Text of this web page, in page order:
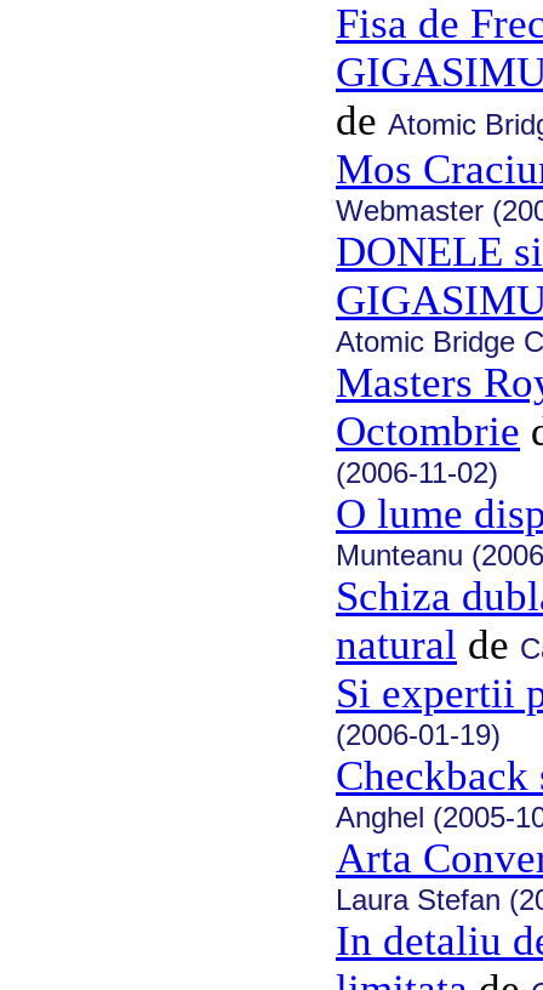
Fisa de
de Atomic
Mos
Webmaster
DONELE
Atomic Bridge
Masters
Octombrie
(2006-11-02)
O lume
Munteanu
Schiza
natural de
Si expertii
(2006-01-19)
Anghel (2005-
Arta
Laura Stefan
In detaliu